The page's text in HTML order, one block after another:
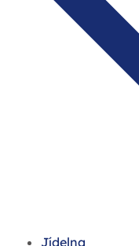
Jídelna